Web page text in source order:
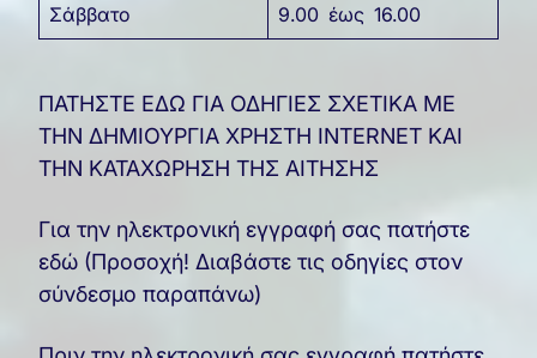
Σάββατο 9.00 έως 16.00
ΠΑΤΗΣΤΕ ΕΔΩ ΓΙΑ ΟΔΗΓΙΕΣ ΣΧΕΤΙΚΑ ΜΕ
ΤΗΝ ΔΗΜΙΟΥΡΓΙΑ ΧΡΗΣΤΗ INTERNET ΚΑΙ
ΤΗΝ ΚΑΤΑΧΩΡΗΣΗ ΤΗΣ ΑΙΤΗΣΗΣ
Για την ηλεκτρονική εγγραφή σας πατήστε
εδώ (Προσοχή! Διαβάστε τις οδηγίες στον
σύνδεσμο παραπάνω)